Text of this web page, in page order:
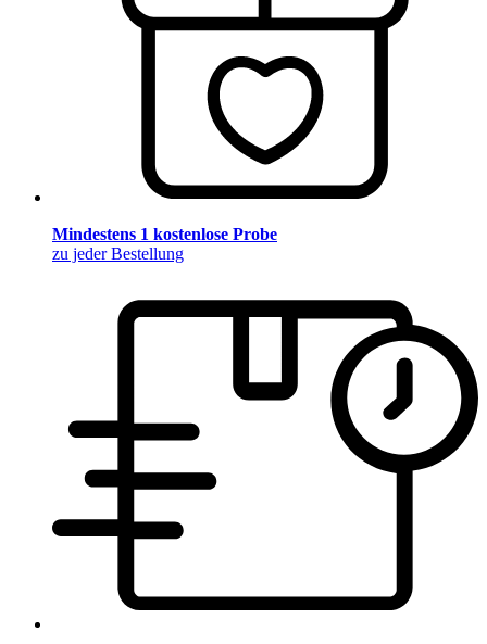
Mindestens 1 kostenlose Probe
zu jeder Bestellung